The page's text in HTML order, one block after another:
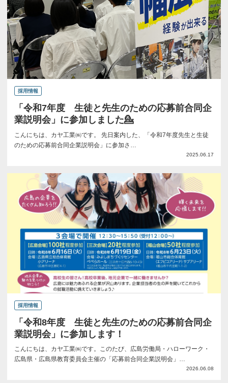
採用情報
「令和7年度 生徒と先生のための応募前合同企
業説明会」に参加しました💁
こんにちは、カヤ工業㈱です。 先日案内した、「令和7年度先生と生徒
のための応募前合同企業説明会」に参加さ…
2025.06.17
採用情報
「令和8年度 生徒と先生のための応募前合同企
業説明会」に参加します！
こんにちは、カヤ工業㈱です。このたび、広島労働局・ハローワーク・
広島県・広島県教育委員会主催の「応募前合同企業説明会」…
2026.06.08